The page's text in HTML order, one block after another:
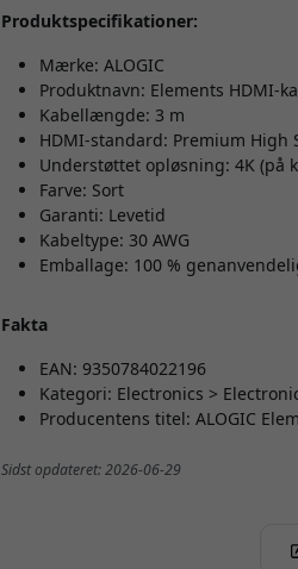
Produktspecifikationer:
Mærke: ALOGIC
Produktnavn: Elements HDMI-
Kabellængde: 3 m
HDMI-standard: Premium High
Understøttet opløsning: 4K (på
Farve: Sort
Garanti: Levetid
Kabeltype: 30 AWG
Emballage: 100 %
Fakta
EAN: 9350784022196
Kategori: Electronics >
Producentens titel: ALOGIC
Sidst opdateret: 2026-06-29